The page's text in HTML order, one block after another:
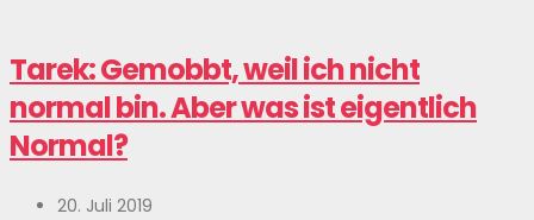
Tarek: Gemobbt, weil ich nicht
normal bin. Aber was ist eigentlich
Normal?
20. Juli 2019